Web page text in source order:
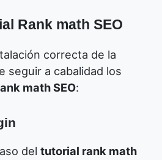
Rank math SEO
correcta de la
seguir a cabalidad los
math SEO:
del tutorial rank math